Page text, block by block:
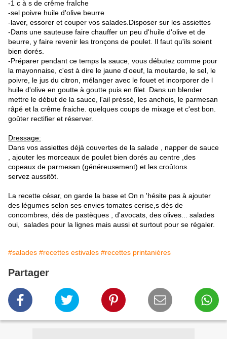
-1 c à s de crême fraîche
-sel poivre huile d'olive beurre
-laver, essorer et couper vos salades.Disposer sur les assiettes
-Dans une sauteuse faire chauffer un peu d'huile d'olive et de
beurre, y faire revenir les tronçons de poulet. Il faut qu'ils soient
bien dorés.
-Préparer pendant ce temps la sauce, vous débutez comme pour
la mayonnaise, c'est à dire le jaune d'oeuf, la moutarde, le sel, le
poivre, le jus du citron, mélanger avec le fouet et incorporer de l
huile d'olive en goutte à goutte puis en filet. Dans un blender
mettre le début de la sauce, l'ail préssé, les anchois, le parmesan
râpé et la crême fraiche. quelques coups de mixage et c'est bon.
goûter rectifier et réserver.
Dressage:
Dans vos assiettes déjà couvertes de la salade , napper de sauce
, ajouter les morceaux de poulet bien dorés au centre ,des
copeaux de parmesan (généreusement) et les croûtons.
servez aussitôt.
La recette césar, on garde la base et On n 'hésite pas à ajouter
des légumes selon ses envies tomates cerise,s dés de
concombres, dés de pastèques , d'avocats, des olives... salades
oui, salades pour la lignes mais aussi et surtout pour se régaler.
#salades #recettes estivales #recettes printanières
Partager